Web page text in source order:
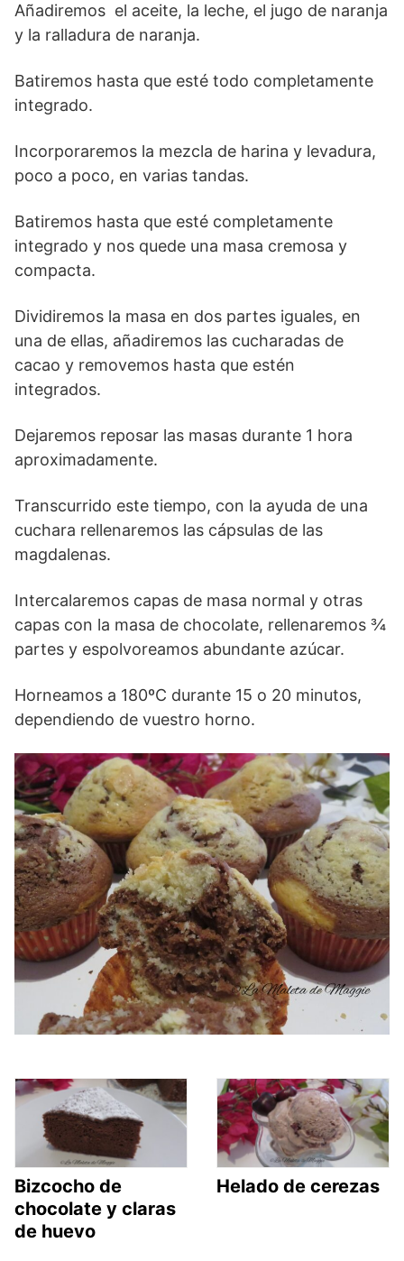
Añadiremos el aceite, la leche, el jugo de naranja
y la ralladura de naranja.
Batiremos hasta que esté todo completamente
integrado.
Incorporaremos la mezcla de harina y levadura,
poco a poco, en varias tandas.
Batiremos hasta que esté completamente
integrado y nos quede una masa cremosa y
compacta.
Dividiremos la masa en dos partes iguales, en
una de ellas, añadiremos las cucharadas de
cacao y removemos hasta que estén
integrados.
Dejaremos reposar las masas durante 1 hora
aproximadamente.
Transcurrido este tiempo, con la ayuda de una
cuchara rellenaremos las cápsulas de las
magdalenas.
Intercalaremos capas de masa normal y otras
capas con la masa de chocolate, rellenaremos ¾
partes y espolvoreamos abundante azúcar.
Horneamos a 180ºC durante 15 o 20 minutos,
dependiendo de vuestro horno.
Bizcocho de
chocolate y claras
de huevo
Helado de cerezas